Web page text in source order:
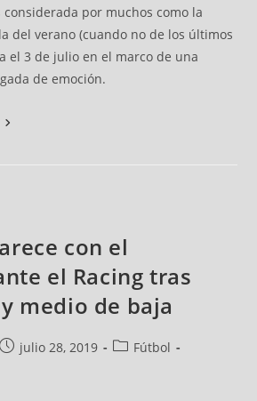
considerada por muchos como la
del verano (cuando no de los últimos
el 3 de julio en el marco de una
de emoción.
con el
el Racing tras
medio de baja
julio 28, 2019
Fútbol